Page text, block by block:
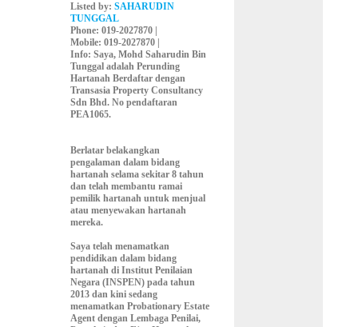
Listed by:SAHARUDIN
TUNGGAL
Phone: 019-2027870 |
Mobile: 019-2027870 |
Info: Saya, Mohd Saharudin Bin
Tunggal adalah Perunding
Hartanah Berdaftar dengan
Transasia Property Consultancy
Sdn Bhd. No pendaftaran
PEA1065.
Berlatar belakangkan
pengalaman dalam bidang
hartanah selama sekitar 8 tahun
dan telah membantu ramai
pemilik hartanah untuk menjual
atau menyewakan hartanah
mereka.
Saya telah menamatkan
pendidikan dalam bidang
hartanah di Institut Penilaian
Negara (INSPEN) pada tahun
2013 dan kini sedang
menamatkan Probationary Estate
Agent dengan Lembaga Penilai,